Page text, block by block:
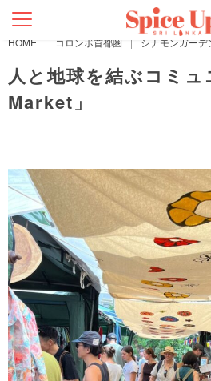
HOME | コロンボ首都圏 | シナモンガーデ
人と地球を結ぶコミ
Market」